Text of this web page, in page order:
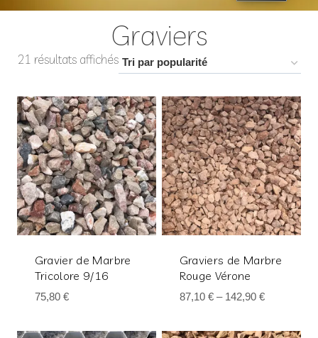
Graviers
21 résultats affichés
Gravier de Marbre
Tricolore 9/16
75,80 €
Graviers de Marbre
Rouge Vérone
87,10 €– 142,90 €